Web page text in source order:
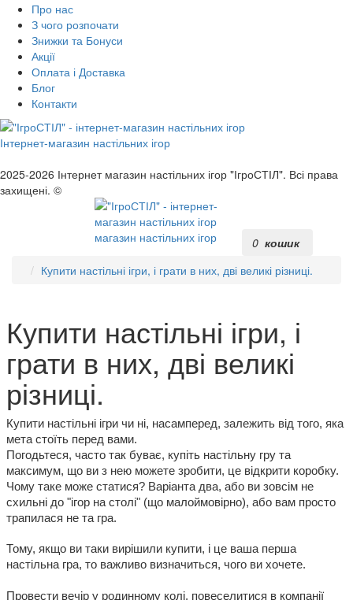
Про нас
З чого розпочати
Знижки та Бонуси
Акції
Оплата і Доставка
Блог
Контакти
Інтернет-магазин настільних ігор
2025-2026 Інтернет магазин настільних ігор "ІгроСТІЛ". Всі права
захищені. ©
магазин настільних ігор 0 кошик
Купити настільні ігри, і грати в них, дві великі різниці.
Купити настільні ігри, і
грати в них, дві великі
різниці.
Купити настільні ігри чи ні, насамперед, залежить від того, яка
мета стоїть перед вами.
Погодьтеся, часто так буває, купіть настільну гру та
Чому таке може статися? Варіанта два, або ви зовсім не
схильні до "ігор на столі" (що малоймовірно), або вам просто
трапилася не та гра.
Тому, якщо ви таки вирішили купити, і це ваша перша
настільна гра, то важливо визначиться, чого ви хочете.
Провести вечір у родинному колі, повеселитися в компанії